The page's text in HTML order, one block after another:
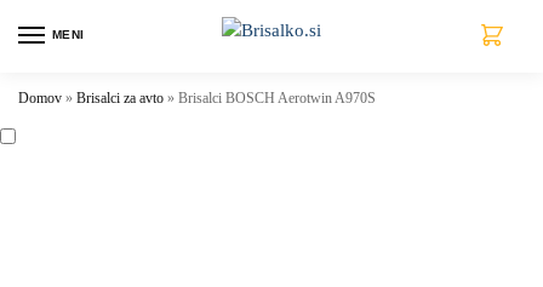
MENI
Domov » Brisalci za avto » Brisalci BOSCH Aerotwin A970S